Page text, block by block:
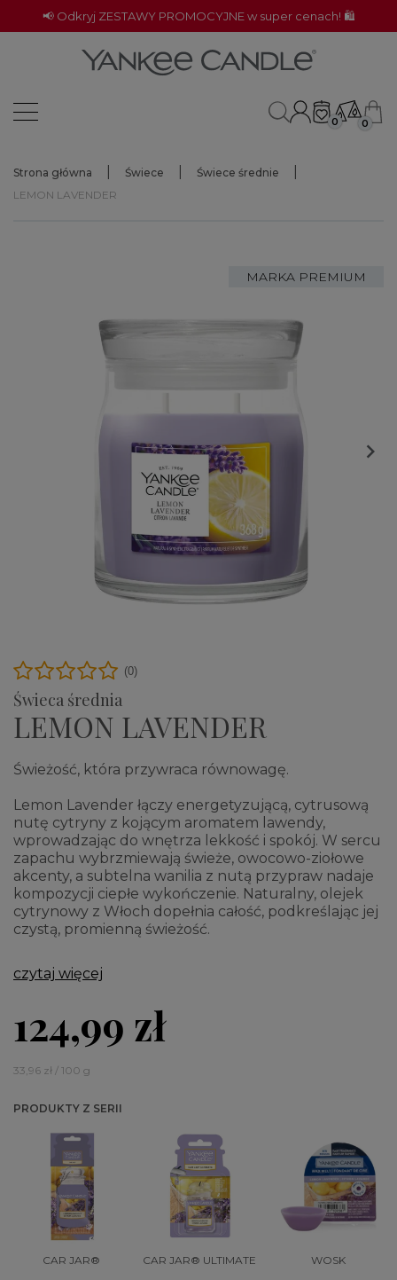
📢 Odkryj ZESTAWY PROMOCYJNE w super cenach! 🛍️
0 0
Strona główna Świece
Świece średnie
LEMON LAVENDER
MARKA PREMIUM

Świeca średnia
LEMON LAVENDER
(0)
Świeżość, która przywraca równowagę.
Lemon Lavender łączy energetyzującą, cytrusową
nutę cytryny z kojącym aromatem lawendy,
wprowadzając do wnętrza lekkość i spokój. W sercu
zapachu wybrzmiewają świeże, owocowo-ziołowe
akcenty, a subtelna wanilia z nutą przypraw nadaje
kompozycji ciepłe wykończenie. Naturalny, olejek
cytrynowy z Włoch dopełnia całość, podkreślając jej
czystą, promienną świeżość.
czytaj więcej
124,99 zł
33,96 zł / 100 g
PRODUKTY Z SERII
CAR JAR® CAR JAR® ULTIMATE WOSK